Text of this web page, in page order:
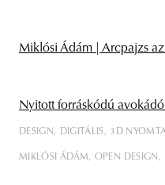
Miklósi Ádám | Arcpajzs
Nyitott forráskódú avokádó
DESIGN DIGITÁLIS 3D
MIKLÓSI ÁDÁM OPEN DESIGN